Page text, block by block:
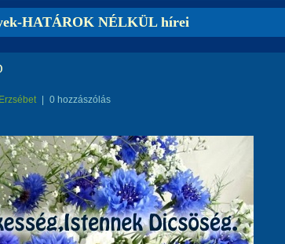
HATÁROK NÉLKÜL hírei
0 hozzászólás